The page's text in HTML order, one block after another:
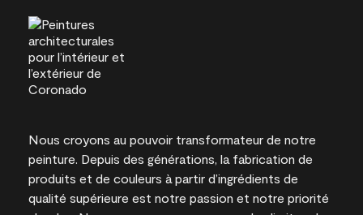
Nous croyons au pouvoir transformateur de notre
peinture. Depuis des générations, la fabrication de
produits et de couleurs à partir d’ingrédients de
qualité supérieure est notre passion et notre priorité